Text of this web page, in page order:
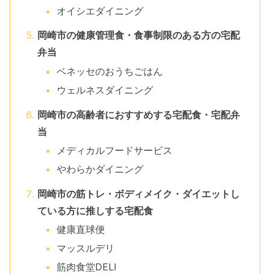
オイシエダイニング
岡崎市の健康管理食・食事制限のある方の宅配
弁当
ベネッセのおうちごはん
ウェルネスダイニング
岡崎市の高齢者におすすめする宅配食・宅配弁
当
メディカルフードサービス
やわらかダイニング
岡崎市の筋トレ・ボディメイク・ダイエットし
ている方に推しする宅配食
健康直球便
マッスルデリ
筋肉食堂DELI